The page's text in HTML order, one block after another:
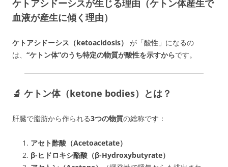
ケトアシドーシスが生じる理由（ケトン体産生で
血液が産生に傾く理由）
ケトアシドーシス（ketoacidosis）
が「酸性」になるの
は、 “ケトン体”のうち特定の物質が酸性を示すからです。
🔬 ケトン体（ketone bodies）とは？
肝臓で脂肪から作られる3つの物質の総称です：
アセト酢酸（Acetoacetate）
β-ヒドロキシ酪酸（β-Hydroxybutyrate）